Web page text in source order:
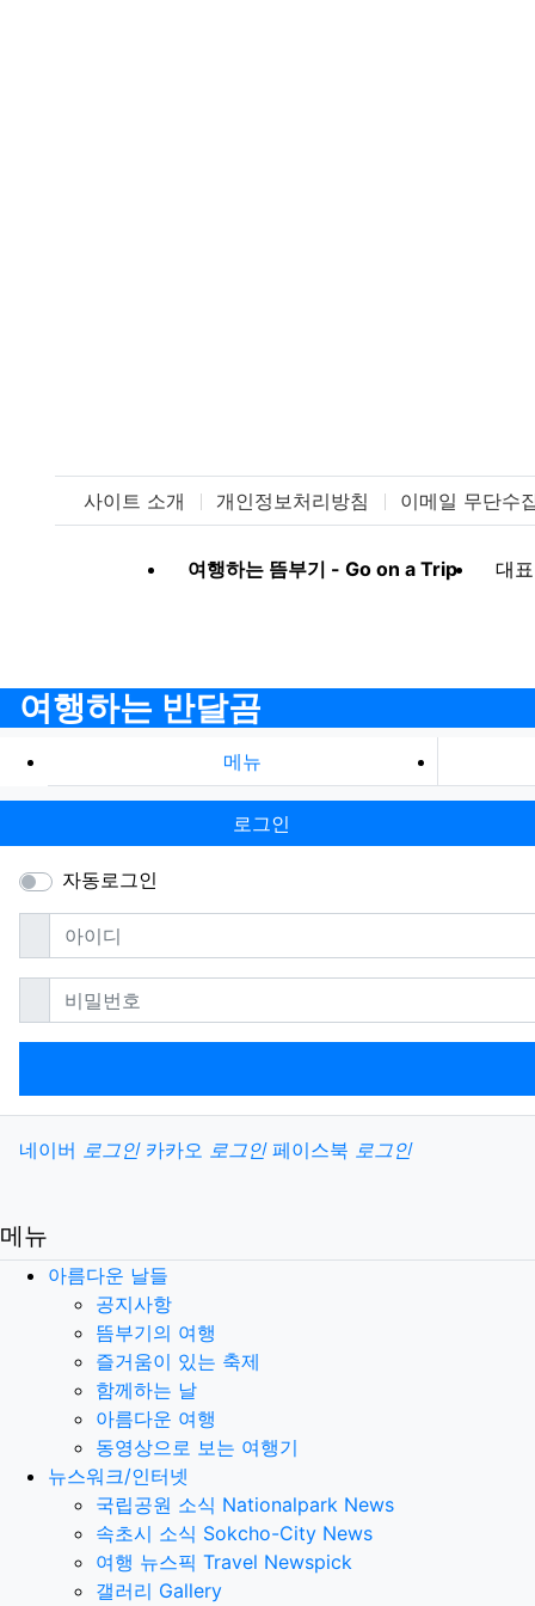
사이트 소개 개인정보처리방침 이메일 무단수
여행하는 뜸부기 - Go on a Trip 대
여행하는 반달곰
메뉴
로그인
자동로그인
아이디필수
비밀번호필수
소셜계정으로 로그인
네이버 로그인 카카오 로그인 페이스북 로그인
메뉴
아름다운 날들
공지사항
뜸부기의 여행
즐거움이 있는 축제
함께하는 날
아름다운 여행
동영상으로 보는 여행기
뉴스워크/인터넷
국립공원 소식 Nationalpark News
속초시 소식 Sokcho-City News
여행 뉴스픽 Travel Newspick
갤러리 Gallery